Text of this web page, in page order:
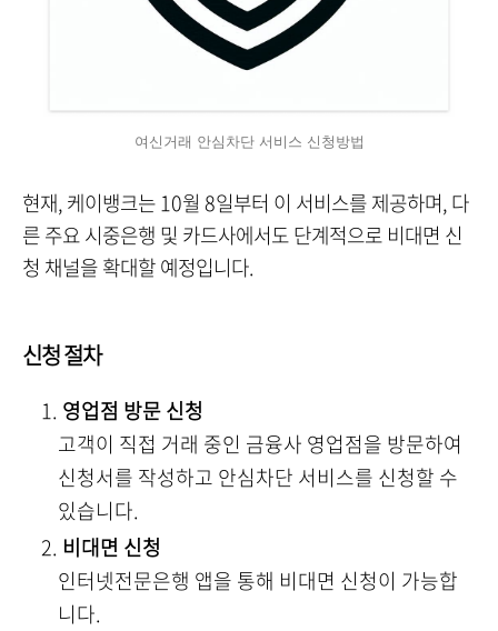
여신거래 안심차단 서비스 신청방법
현재, 케이뱅크는 10월 8일부터 이 서비스를 제공하며, 다
른 주요 시중은행 및 카드사에서도 단계적으로 비대면 신
청 채널을 확대할 예정입니다.
신청 절차
영업점 방문 신청
고객이 직접 거래 중인 금융사 영업점을 방문하여
신청서를 작성하고 안심차단 서비스를 신청할 수
있습니다.
비대면 신청
인터넷전문은행 앱을 통해 비대면 신청이 가능합
니다.